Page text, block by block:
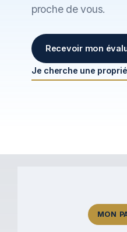
proche de vous.
Recevoir mon
Je cherche une
MON